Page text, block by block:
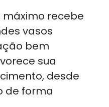
máximo recebe
vasos
bem
sua
desde
de forma